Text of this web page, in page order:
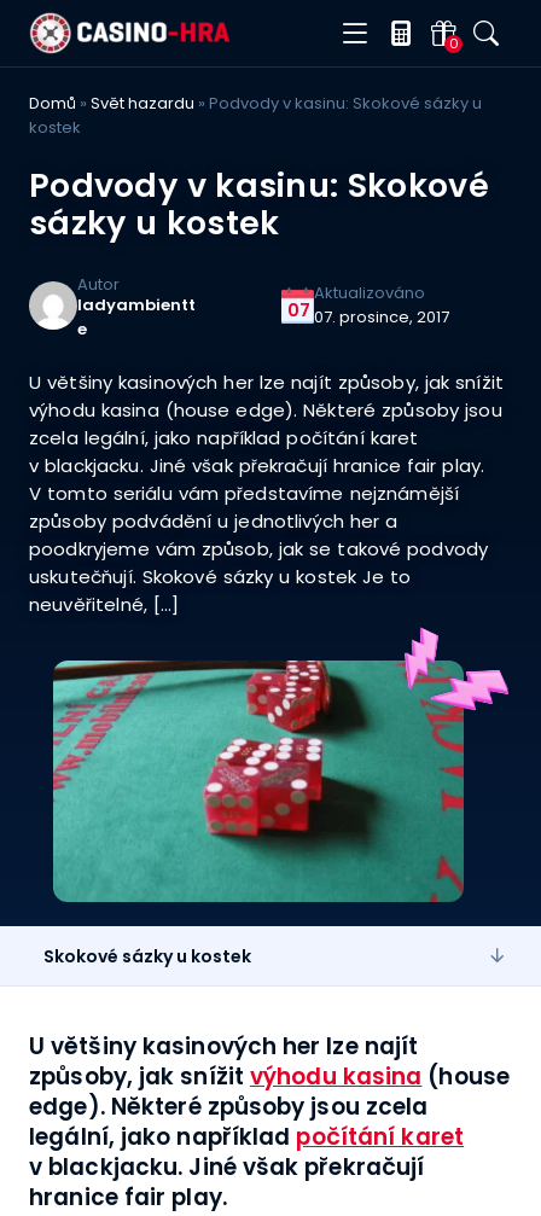
0
Domů » Svět hazardu » Podvody v kasinu: Skokové sázky u
kostek
Podvody v kasinu: Skokové
sázky u kostek
Autor
ladyambientt
e
07
Aktualizováno
07. prosince, 2017
U většiny kasinových her lze najít způsoby, jak snížit
výhodu kasina (house edge). Některé způsoby jsou
zcela legální, jako například počítání karet
v blackjacku. Jiné však překračují hranice fair play.
V tomto seriálu vám představíme nejznámější
způsoby podvádění u jednotlivých her a
poodkryjeme vám způsob, jak se takové podvody
uskutečňují. Skokové sázky u kostek Je to
neuvěřitelné, […]
Skokové sázky u kostek
U většiny kasinových her lze najít
způsoby, jak snížit výhodu kasina(house
edge). Některé způsoby jsou zcela
legální, jako například počítání karet
v blackjacku. Jiné však překračují
hranice fair play.